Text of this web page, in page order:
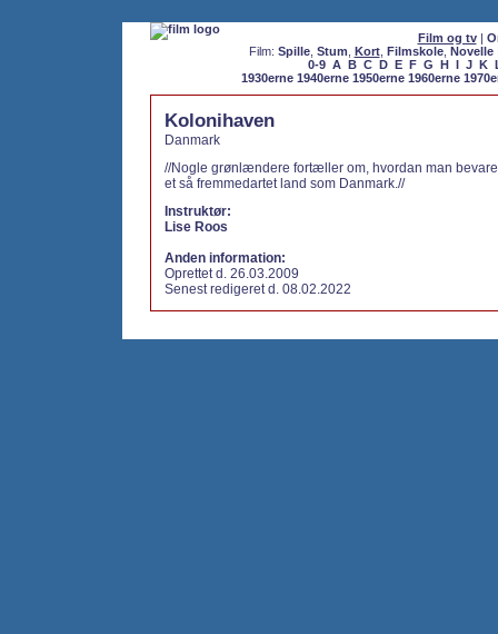
Film og tv|
Film: Spille, Stum Kort, Filmskole, Novelle
0-9 A B C D E F G H I J K
1930erne 1940erne 1950erne 1960erne
Kolonihaven
Danmark
//Nogle grønlændere fortæller om, hvordan man
et så fremmedartet land som Danmark.//
Instruktør:
Lise Roos
Anden information:
Oprettet d. 26.03.2009
Senest redigeret d. 08.02.2022